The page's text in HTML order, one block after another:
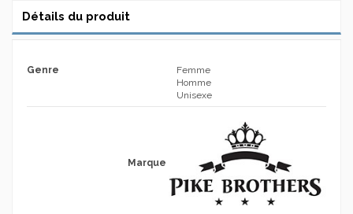
Détails du produit
Genre
Femme
Homme
Unisexe
Marque